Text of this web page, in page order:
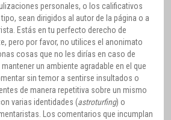
personales, o los calificativos
sean dirigidos al autor de la página o a
Estás en tu perfecto derecho de
pero por favor, no utilices el anonimato
cosas que no les dirías en caso de
un ambiente agradable en el que
sin temor a sentirse insultados o
de manera repetitiva sobre un mismo
varias identidades (astroturfing) o
Los comentarios que incumplan